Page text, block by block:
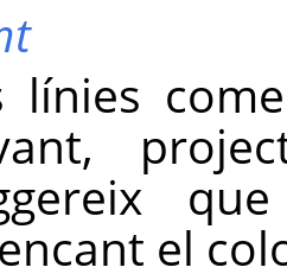
línies
el